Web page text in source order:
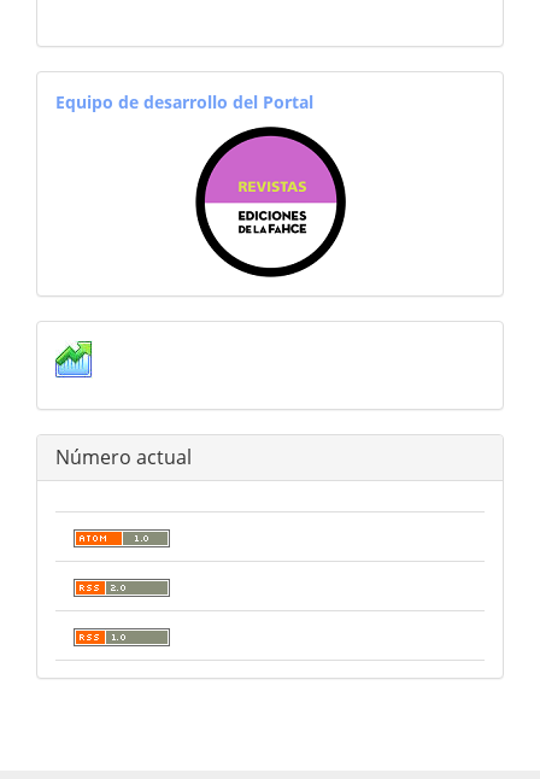
equiporevistas
Equipo de desarrollo del Portal
estadisticas
Número actual